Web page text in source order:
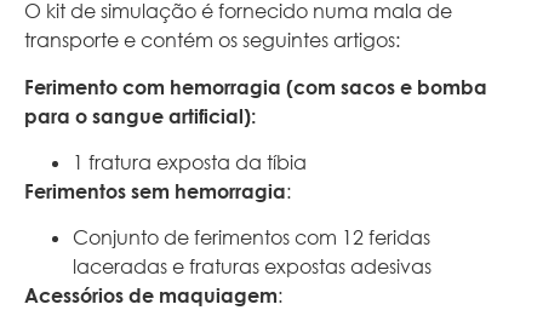
O kit de simulação é fornecido numa mala de
transporte e contém os seguintes artigos:
Ferimento com hemorragia (com sacos e bomba
para o sangue artificial):
1 fratura exposta da tíbia
Ferimentos sem hemorragia:
Conjunto de ferimentos com 12 feridas
laceradas e fraturas expostas adesivas
Acessórios de maquiagem: